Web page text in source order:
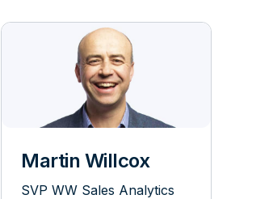
Martin Willcox
SVP WW Sales Analytics